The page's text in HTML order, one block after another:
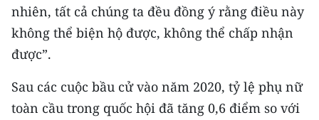
Media Pháp luật
Media Du lịch
Media Thể thao
nhiên, tất cả chúng ta đều đồng ý rằng điều này
không thể biện hộ được, không thể chấp nhận
được”.
Sau các cuộc bầu cử vào năm 2020, tỷ lệ phụ nữ
toàn cầu trong quốc hội đã tăng 0,6 điểm so với